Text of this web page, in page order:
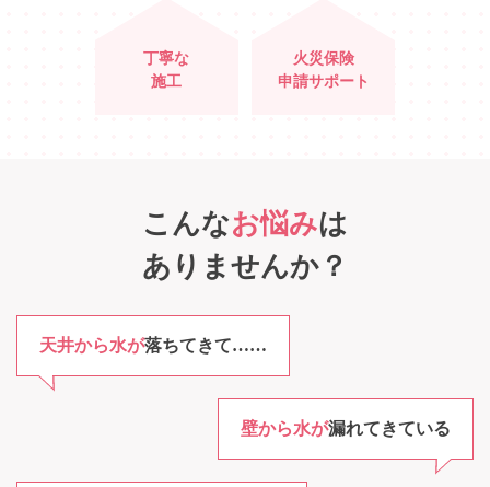
丁寧な
施工
火災保険
申請サポート
こんなお悩みは
ありませんか？
天井から水が落ちてきて……
壁から水が漏れてきている